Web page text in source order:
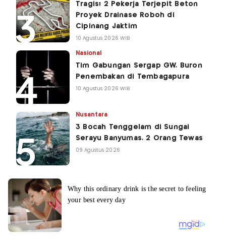
Tragis! 2 Pekerja Terjepit Beton
Proyek Drainase Roboh di
Cipinang Jaktim
10 Agustus 2026 WIB
Nasional
Tim Gabungan Sergap GW, Buron
Penembakan di Tembagapura
10 Agustus 2026 WIB
Nusantara
3 Bocah Tenggelam di Sungai
Serayu Banyumas, 2 Orang Tewas
09 Agustus 2026